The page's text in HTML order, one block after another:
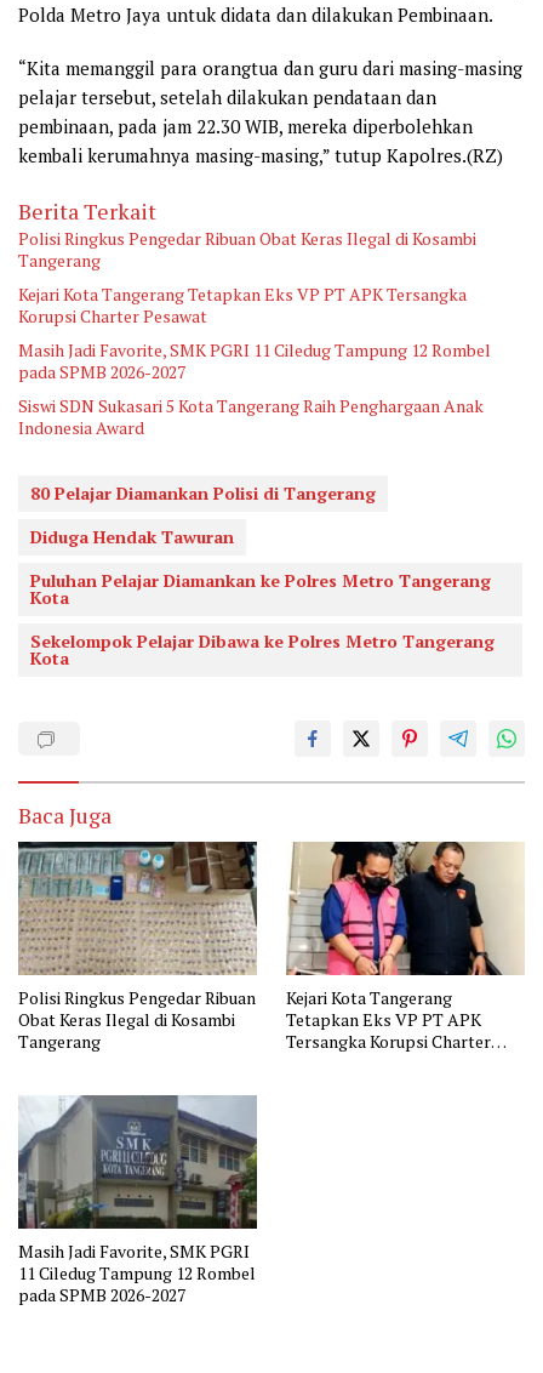
Polda Metro Jaya untuk didata dan dilakukan Pembinaan.
“Kita memanggil para orangtua dan guru dari masing-masing
pelajar tersebut, setelah dilakukan pendataan dan
pembinaan, pada jam 22.30 WIB, mereka diperbolehkan
kembali kerumahnya masing-masing,” tutup Kapolres.(RZ)
Berita Terkait
Polisi Ringkus Pengedar Ribuan Obat Keras Ilegal di Kosambi
Tangerang
Kejari Kota Tangerang Tetapkan Eks VP PT APK Tersangka
Korupsi Charter Pesawat
Masih Jadi Favorite, SMK PGRI 11 Ciledug Tampung 12 Rombel
pada SPMB 2026-2027
Siswi SDN Sukasari 5 Kota Tangerang Raih Penghargaan Anak
Indonesia Award
80 Pelajar Diamankan Polisi di Tangerang
Diduga Hendak Tawuran
Puluhan Pelajar Diamankan ke Polres Metro Tangerang
Kota
Sekelompok Pelajar Dibawa ke Polres Metro Tangerang
Kota
Baca Juga
Polisi Ringkus Pengedar Ribuan
Obat Keras Ilegal di Kosambi
Tangerang
Kejari Kota Tangerang
Tetapkan Eks VP PT APK
Tersangka Korupsi Charter
Masih Jadi Favorite, SMK PGRI
11 Ciledug Tampung 12 Rombel
pada SPMB 2026-2027